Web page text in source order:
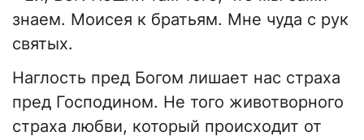
знаем. Моисея к братьям. Мне чуда с рук
святых.
Наглость пред Богом лишает нас страха
пред Господином. Не того животворного
страха любви, который происходит от